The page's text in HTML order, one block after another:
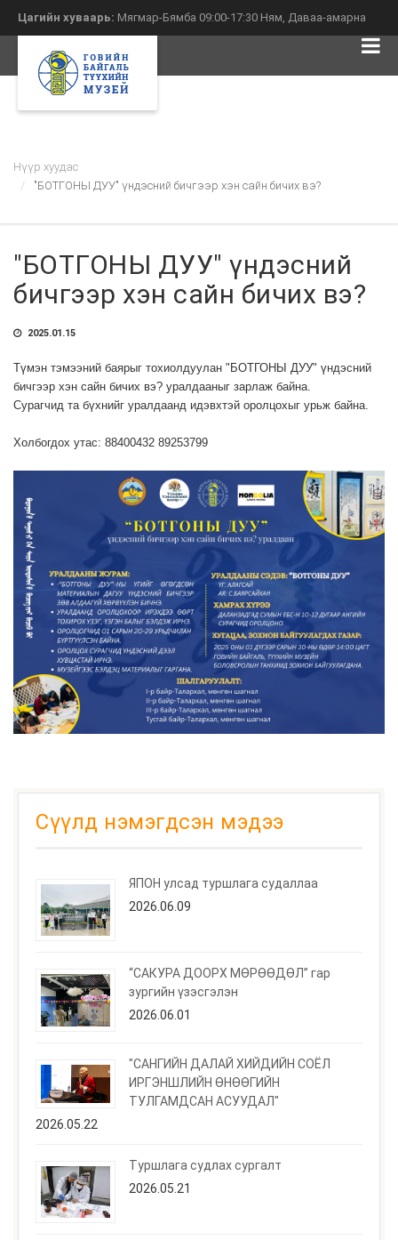
Цагийн хуваарь: Мягмар-Бямба 09:00-17:30 Ням, Даваа-амарна
(10-р сарын 01-аас 4-р сарын 30)
Нүүр хуудас
"БОТГОНЫ ДУУ" үндэсний бичгээр хэн сайн бичих вэ?
"БОТГОНЫ ДУУ" үндэсний
бичгээр хэн сайн бичих вэ?
2025.01.15
Түмэн тэмээний баярыг тохиолдуулан "БОТГОНЫ ДУУ" үндэсний
бичгээр хэн сайн бичих вэ? уралдааныг зарлаж байна.
Сурагчид та бүхнийг уралдаанд идэвхтэй оролцохыг урьж байна.
Холбогдох утас: 88400432 89253799
Сүүлд нэмэгдсэн мэдээ
ЯПОН улсад туршлага судаллаа
2026.06.09
“САКУРА ДООРХ МӨРӨӨДӨЛ” гар
зургийн үзэсгэлэн
2026.06.01
"САНГИЙН ДАЛАЙ ХИЙДИЙН СОЁЛ
ИРГЭНШЛИЙН ӨНӨӨГИЙН
ТУЛГАМДСАН АСУУДАЛ"
2026.05.22
Туршлага судлах сургалт
2026.05.21